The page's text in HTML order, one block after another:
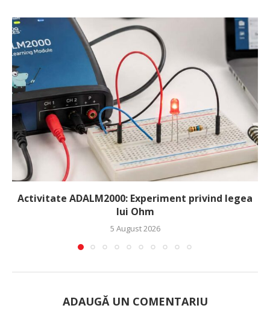
Activitate ADALM2000: Experiment privind legea
lui Ohm
5 August 2026
ADAUGĂ UN COMENTARIU